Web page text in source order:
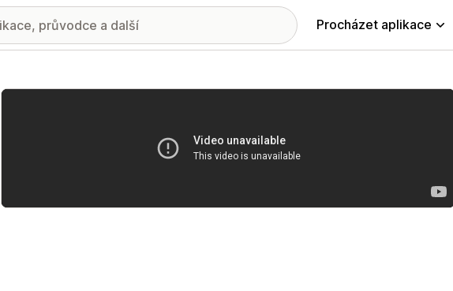
Procházet aplikace
Galerie propagovaných obrázků